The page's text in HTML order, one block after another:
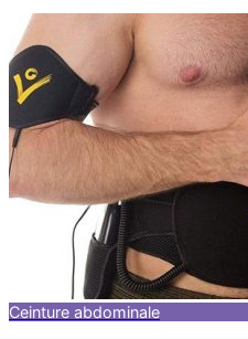
Ceinture abdominale